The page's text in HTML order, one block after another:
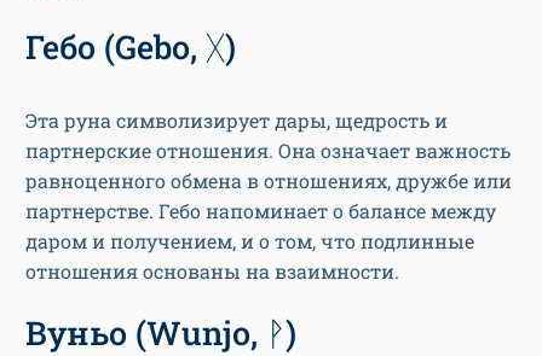
Гебо (Gebo, ᚷ)
Эта руна символизирует дары, щедрость и
партнерские отношения. Она означает важность
равноценного обмена в отношениях, дружбе или
партнерстве. Гебо напоминает о балансе между
даром и получением, и о том, что подлинные
отношения основаны на взаимности.
Вуньо (Wunjo, ᚹ)